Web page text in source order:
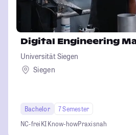
Digital Engineering
Universität Siegen
Siegen
Bachelor
7 Semester
NC-freiKI Know-howPraxisnah